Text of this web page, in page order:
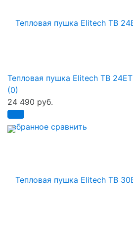
избранное сравнить
Тепловая пушка Elitech ТВ 24ЕТ
(0)
24 490 руб.